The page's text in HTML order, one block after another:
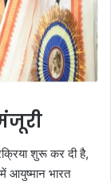
शुरू कर दी है,
आयुष्मान भारत